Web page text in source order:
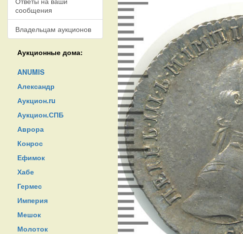
сообщения
Владельцам аукционов
Аукционные дома:
ANUMIS
Александр
Аукцион.ru
Аукцион.СПБ
Аврора
Конрос
Ефимок
Хабе
Гермес
Империя
Мешок
Молоток